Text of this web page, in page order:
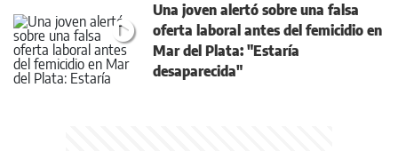
Una joven alertó sobre una falsa
oferta laboral antes del femicidio en
Mar del Plata: "Estaría
desaparecida"